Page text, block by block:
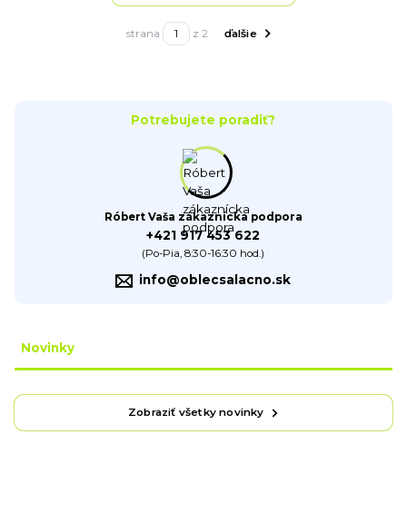
strana z 2 ďalšie
Potrebujete poradiť?
Róbert Vaša zákaznícka podpora
+421 917 453 622
(Po-Pia, 8:30-16:30 hod.)
info@oblecsalacno.sk
Novinky
Zobraziť všetky novinky